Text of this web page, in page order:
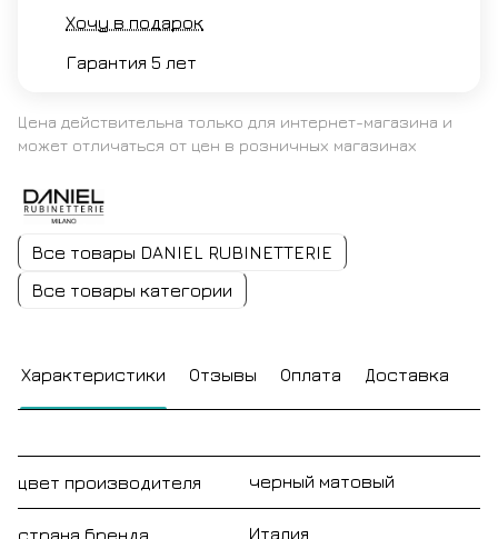
Хочу в подарок
Гарантия 5 лет
Цена действительна только для интернет-магазина и
может отличаться от цен в розничных магазинах
Все товары DANIEL RUBINETTERIE
Все товары категории
Характеристики Отзывы Оплата Доставка
цвет производителя черный матовый
страна бренда Италия